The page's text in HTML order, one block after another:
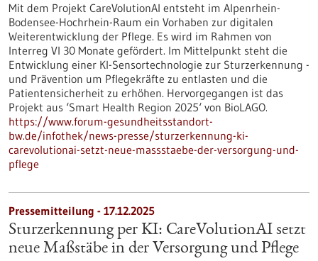
Mit dem Projekt CareVolutionAI entsteht im Alpenrhein-
Bodensee-Hochrhein-Raum ein Vorhaben zur digitalen
Weiterentwicklung der Pflege. Es wird im Rahmen von
Interreg VI 30 Monate gefördert. Im Mittelpunkt steht die
Entwicklung einer KI-Sensortechnologie zur Sturzerkennung -
und Prävention um Pflegekräfte zu entlasten und die
Patientensicherheit zu erhöhen. Hervorgegangen ist das
Projekt aus ‘Smart Health Region 2025‘ von BioLAGO.
https://www.forum-gesundheitsstandort-
bw.de/infothek/news-presse/sturzerkennung-ki-
carevolutionai-setzt-neue-massstaebe-der-versorgung-und-
pflege
Pressemitteilung - 17.12.2025
Sturzerkennung per KI: CareVolutionAI setzt
neue Maßstäbe in der Versorgung und Pflege